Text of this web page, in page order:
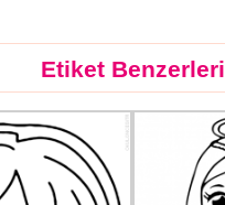
Etiket Benzerleri